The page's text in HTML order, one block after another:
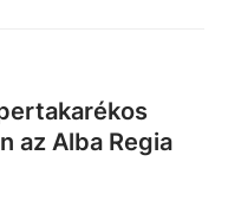
az Alba Regia